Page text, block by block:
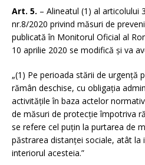
Art. 5. – Alineatul (1) al articolului
nr.8/2020 privind măsuri de
publicată în Monitorul Oficial al
10 aprilie 2020 se modifică și va
„(1) Pe perioada stării de urgență
rămân deschise, cu obligația
activitățile în baza actelor
de măsuri de protecție împotriva
se refere cel puțin la purtarea de
păstrarea distanței sociale, atât la
interiorul acesteia.”